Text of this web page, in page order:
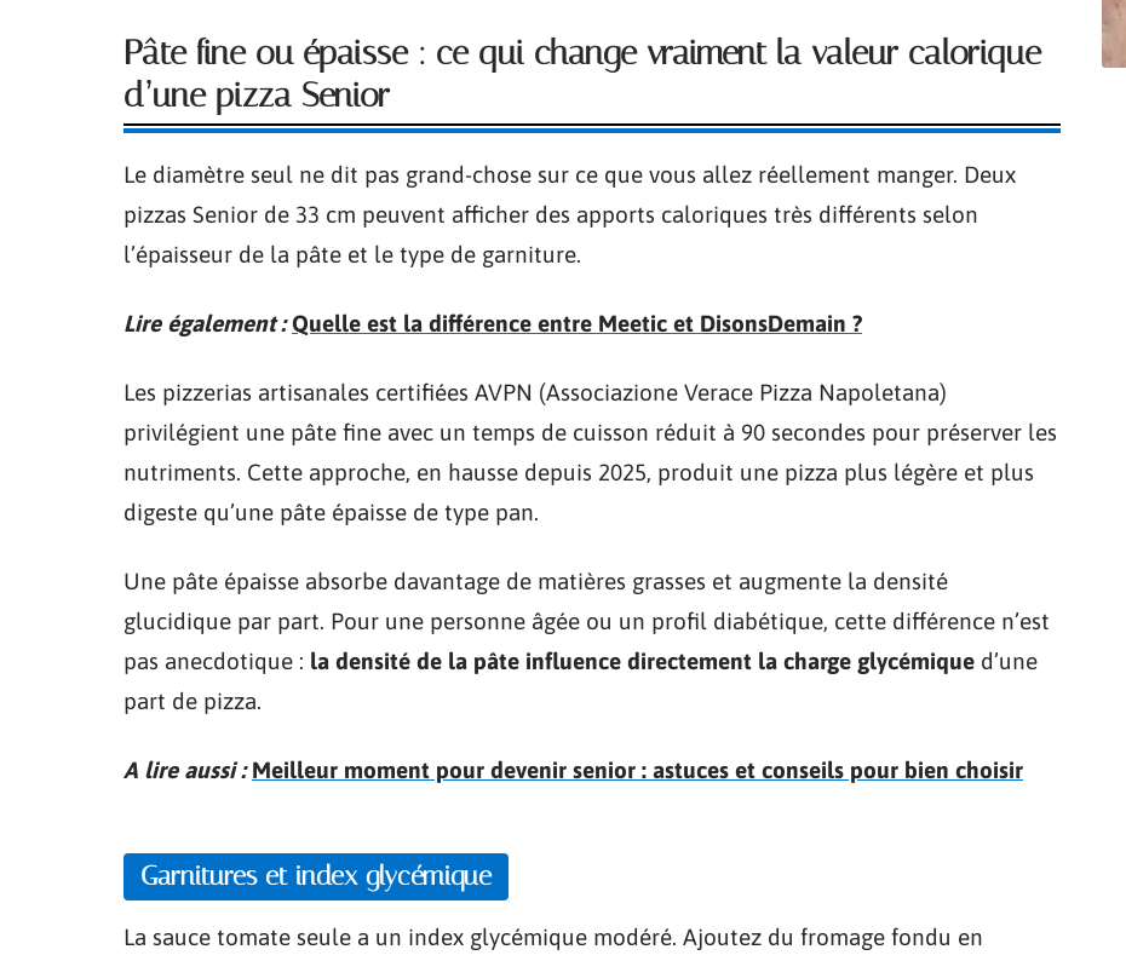
Pâte fine ou épaisse : ce qui change vraiment la valeur calorique
d’une pizza Senior
Le diamètre seul ne dit pas grand-chose sur ce que vous allez réellement manger. Deux
pizzas Senior de 33 cm peuvent afficher des apports caloriques très différents selon
l’épaisseur de la pâte et le type de garniture.
Lire également : Quelle est la différence entre Meetic et DisonsDemain ?
Les pizzerias artisanales certifiées AVPN (Associazione Verace Pizza Napoletana)
privilégient une pâte fine avec un temps de cuisson réduit à 90 secondes pour préserver les
nutriments. Cette approche, en hausse depuis 2025, produit une pizza plus légère et plus
digeste qu’une pâte épaisse de type pan.
Une pâte épaisse absorbe davantage de matières grasses et augmente la densité
glucidique par part. Pour une personne âgée ou un profil diabétique, cette différence n’est
pas anecdotique : la densité de la pâte influence directement la charge glycémique d’une
part de pizza.
A lire aussi : Meilleur moment pour devenir senior : astuces et conseils pour bien choisir
Garnitures et index glycémique
La sauce tomate seule a un index glycémique modéré. Ajoutez du fromage fondu en